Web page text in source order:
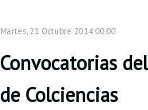
Martes, 21 Octubre 2014 00:00
Convocatorias
de Colciencias